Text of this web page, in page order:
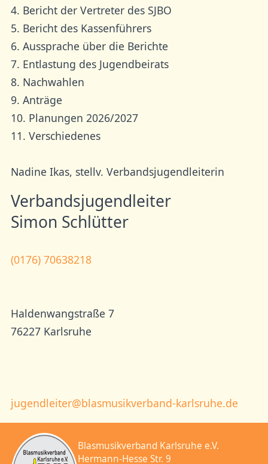
4. Bericht der Vertreter des SJBO
5. Bericht des Kassenführers
6. Aussprache über die Berichte
7. Entlastung des Jugendbeirats
8. Nachwahlen
9. Anträge
10. Planungen 2026/2027
11. Verschiedenes
Nadine Ikas, stellv. Verbandsjugendleiterin
Verbandsjugendleiter
Simon Schlütter
(0176) 70638218
Haldenwangstraße 7
76227 Karlsruhe
jugendleiter@blasmusikverband-karlsruhe.de
Blasmusikverband Karlsruhe e.V.
Hermann-Hesse Str. 9